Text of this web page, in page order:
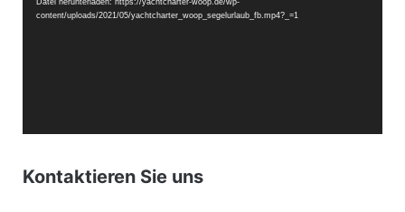
content/uploads/2021/05/yachtcharter_woop_segelurlaub_fb.mp4?_=1
Kontaktieren Sie uns